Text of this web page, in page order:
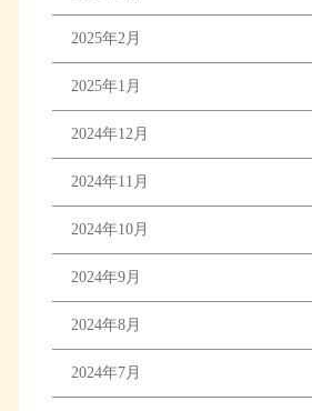
2025年2月
2025年1月
2024年12月
2024年11月
2024年10月
2024年9月
2024年8月
2024年7月